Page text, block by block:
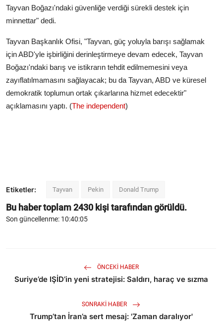
Tayvan Boğazı'ndaki güvenliğe verdiği sürekli destek için
minnettar" dedi.
Tayvan Başkanlık Ofisi, "Tayvan, güç yoluyla barışı sağlamak
için ABD'yle işbirliğini derinleştirmeye devam edecek, Tayvan
Boğazı'ndaki barış ve istikrarın tehdit edilmemesini veya
zayıflatılmamasını sağlayacak; bu da Tayvan, ABD ve küresel
demokratik toplumun ortak çıkarlarına hizmet edecektir"
açıklamasını yaptı. (The independent)
Etiketler: Tayvan Pekin Donald Trump
Bu haber toplam2430 kişi tarafından görüldü.
Son güncellenme: 10:40:05
ÖNCEKI HABER
Suriye’de IŞİD’in yeni stratejisi: Saldırı, haraç ve sızma
SONRAKI HABER
Trump’tan İran’a sert mesaj: 'Zaman daralıyor'